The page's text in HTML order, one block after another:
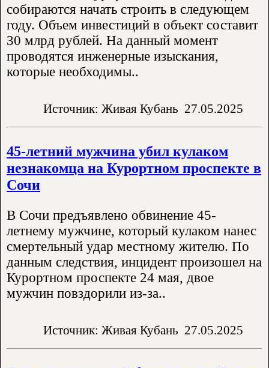
собираются начать строить в следующем
году. Объем инвестиций в объект составит
30 млрд рублей. На данный момент
проводятся инженерные изыскания,
которые необходимы..
Источник: Живая Кубань 27.05.2025
45-летний мужчина убил кулаком
незнакомца на Курортном проспекте в
Сочи
В Сочи предъявлено обвинение 45-
летнему мужчине, который кулаком нанес
смертельный удар местному жителю. По
данным следствия, инцидент произошел на
Курортном проспекте 24 мая, двое
мужчин повздорили из-за..
Источник: Живая Кубань 27.05.2025